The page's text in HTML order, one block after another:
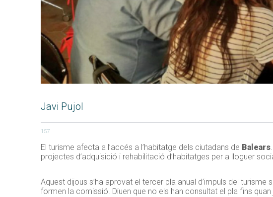
Javi Pujol
157
El turisme afecta a l’accés a l’habitatge dels ciutadans de Balears
projectes d’adquisició i rehabilitació d’habitatges per a lloguer
Aquest dijous s’ha aprovat el tercer pla anual d’impuls del
formen la comissió. Diuen que no els han consultat el pla fins quan